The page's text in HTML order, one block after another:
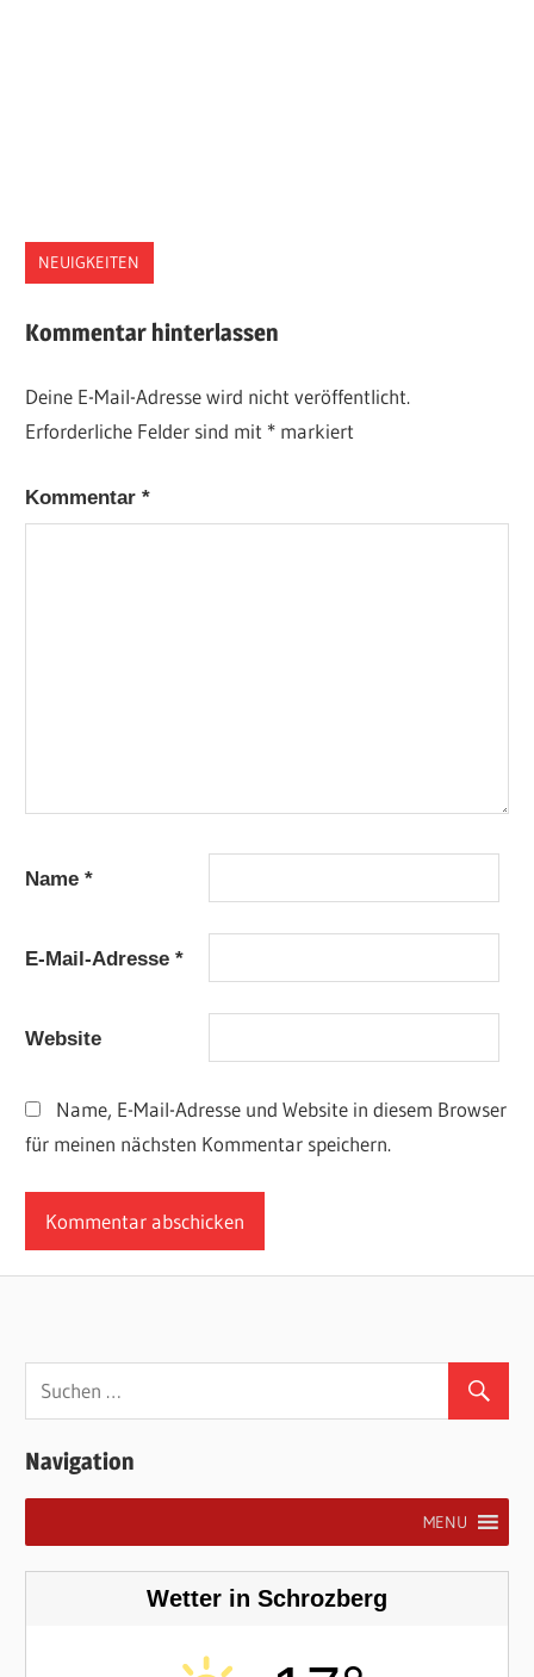
NEUIGKEITEN
Kommentar hinterlassen
Deine E-Mail-Adresse wird nicht veröffentlicht.
Erforderliche Felder sind mit * markiert
Kommentar*
Name*
E-Mail-Adresse*
Website
Name, E-Mail-Adresse und Website in diesem Browser
für meinen nächsten Kommentar speichern.
Navigation
MENU
Wetter in Schrozberg